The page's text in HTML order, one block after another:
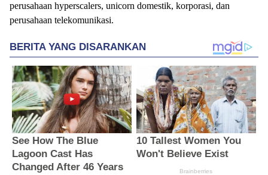
perusahaan hyperscalers, unicorn domestik, korporasi, dan
perusahaan telekomunikasi.